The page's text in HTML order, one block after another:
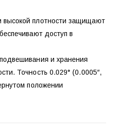
плотности защищают
доступ в
и хранения
Точность 0.029° (0.0005″,
положении